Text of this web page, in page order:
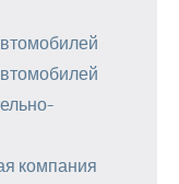
компания